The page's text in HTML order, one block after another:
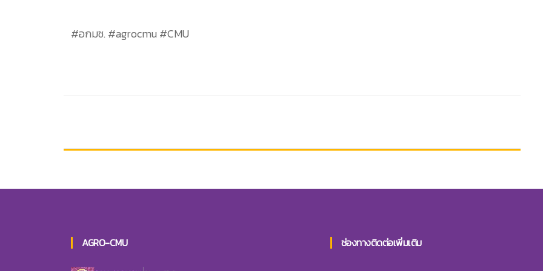
#อกมช. #agrocmu #CMU
AGRO-CMU ช่องทางติดต่อเพิ่มเติม